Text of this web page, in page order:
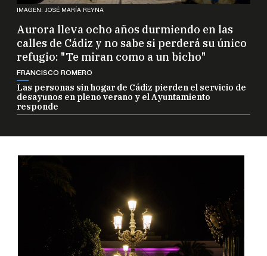
IMAGEN: JOSÉ MARÍA REYNA
Aurora lleva ocho años durmiendo en las
calles de Cádiz y no sabe si perderá su único
refugio: "Te miran como a un bicho"
FRANCISCO ROMERO
Las personas sin hogar de Cádiz pierden el servicio de
desayunos en pleno verano y el Ayuntamiento
responde